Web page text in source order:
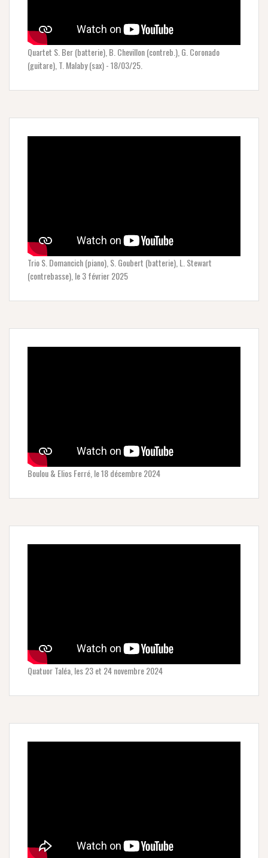
Quartet S. Ber (batterie), B. Chevillon (contreb.), G. Coronado
(guitare), T. Malaby (sax) - 18/03/25.
Trio S. Domancich (piano), S. Goubert (batterie), L. Stewart
(contrebasse), le 3 février 2025
Boulou & Elios Ferré, le 18 décembre 2024
Quatuor Taléa, les 23 et 24 novembre 2024